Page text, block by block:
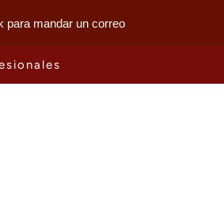
para mandar un correo